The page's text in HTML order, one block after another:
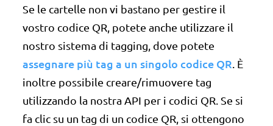
Se le cartelle non vi bastano per gestire il
vostro codice QR, potete anche utilizzare il
nostro sistema di tagging, dove potete
assegnare più tag a un singolo codice QR. È
inoltre possibile creare/rimuovere tag
utilizzando la nostra API per i codici QR. Se si
fa clic su un tag di un codice QR, si ottengono